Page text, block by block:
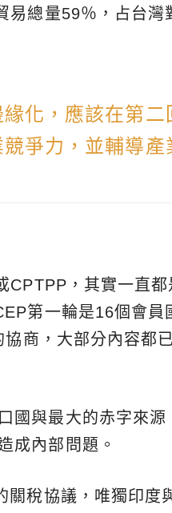
易總量59％，占台灣
化，應該在第二
爭力，並輔導產
CPTPP，其實一直
第一輪是16個會員
商，大部分內容都
國與最大的赤字來源
成內部問題。
關稅協議，唯獨印度